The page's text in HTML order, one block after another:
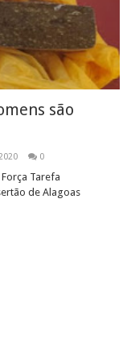
são
0
Tarefa
de Alagoas